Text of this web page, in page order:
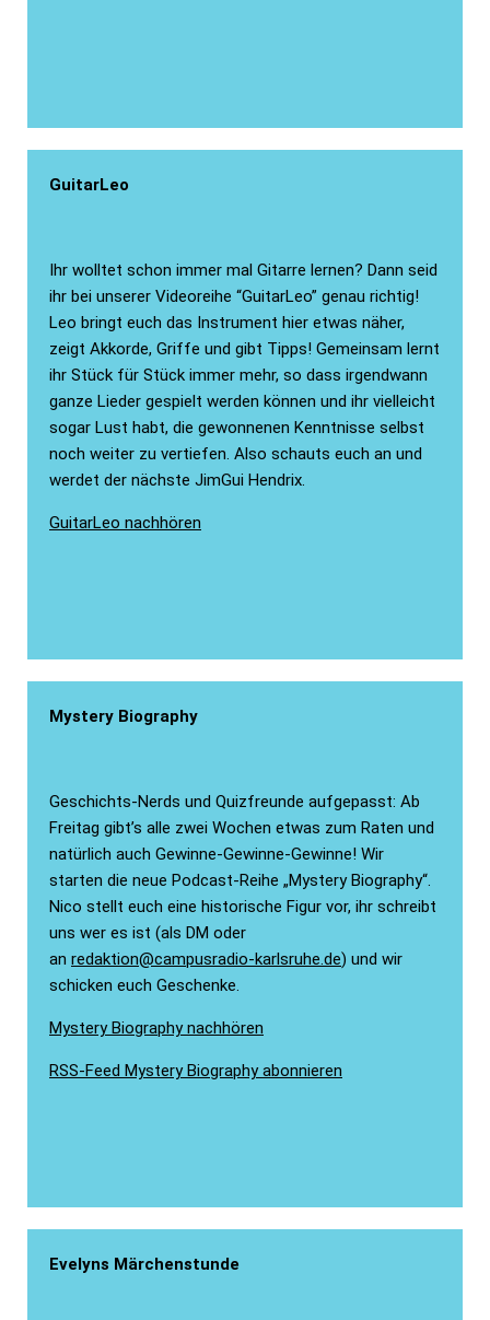
GuitarLeo
Ihr wolltet schon immer mal Gitarre lernen? Dann seid
ihr bei unserer Videoreihe “GuitarLeo” genau richtig!
Leo bringt euch das Instrument hier etwas näher,
zeigt Akkorde, Griffe und gibt Tipps! Gemeinsam lernt
ihr Stück für Stück immer mehr, so dass irgendwann
ganze Lieder gespielt werden können und ihr vielleicht
sogar Lust habt, die gewonnenen Kenntnisse selbst
noch weiter zu vertiefen. Also schauts euch an und
werdet der nächste JimGui Hendrix.
GuitarLeo nachhören
Mystery Biography
Geschichts-Nerds und Quizfreunde aufgepasst: Ab
Freitag gibt’s alle zwei Wochen etwas zum Raten und
natürlich auch Gewinne-Gewinne-Gewinne! Wir
starten die neue Podcast-Reihe „Mystery Biography“.
Nico stellt euch eine historische Figur vor, ihr schreibt
uns wer es ist (als DM oder
an redaktion@campusradio-karlsruhe.de) und wir
schicken euch Geschenke.
Mystery Biography nachhören
RSS-Feed Mystery Biography abonnieren
Evelyns Märchenstunde